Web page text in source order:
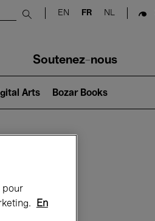
Submit search
EN FR NL
Soutenez-nous
Arts Bozar Books
pour
En